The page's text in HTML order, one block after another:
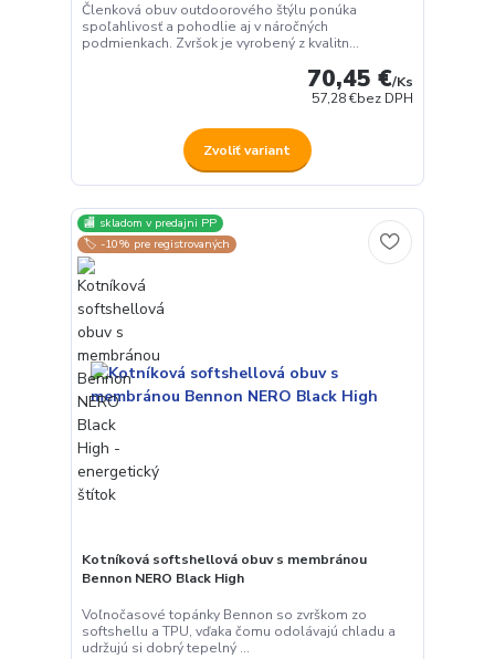
Členková obuv outdoorového štýlu ponúka
spoľahlivosť a pohodlie aj v náročných
podmienkach. Zvršok je vyrobený z kvalitn...
70,45 €/Ks
57,28 €bez DPH
Zvoliť variant
🏬 skladom v predajni PP
🏷️ -10% pre registrovaných
Kotníková softshellová obuv s membránou
Bennon NERO Black High
Voľnočasové topánky Bennon so zvrškom zo
softshellu a TPU, vďaka čomu odolávajú chladu a
udržujú si dobrý tepelný ...